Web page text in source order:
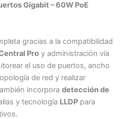
Gigabit – 60W PoE
gracias a la compatibilidad
Pro y administración vía
el uso de puertos, ancho
de red y realizar
incorpora detección de
y tecnología LLDP para